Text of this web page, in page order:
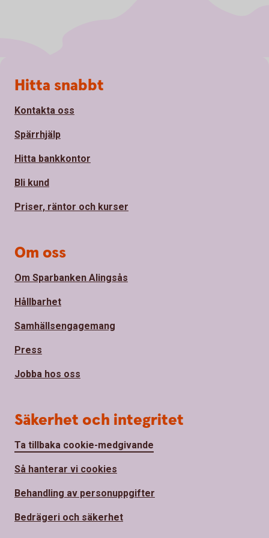
Sidfot
Hitta snabbt
Kontakta oss
Spärrhjälp
Hitta bankkontor
Bli kund
Priser, räntor och kurser
Om oss
Om Sparbanken Alingsås
Hållbarhet
Samhällsengagemang
Press
Jobba hos oss
Säkerhet och integritet
Ta tillbaka cookie-medgivande
Så hanterar vi cookies
Behandling av personuppgifter
Bedrägeri och säkerhet